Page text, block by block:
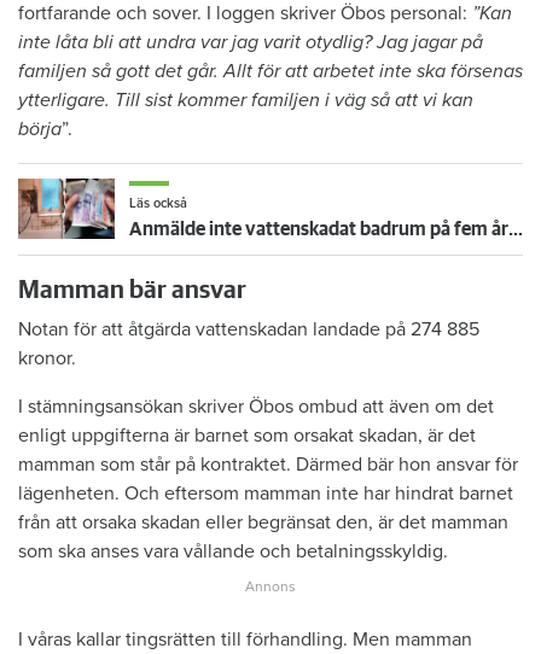
fortfarande och sover. I loggen skriver Öbos personal: ”Kan
inte låta bli att undra var jag varit otydlig? Jag jagar på
familjen så gott det går. Allt för att arbetet inte ska försenas
ytterligare. Till sist kommer familjen i väg så att vi kan
börja”.
Läs också
Anmälde inte vattenskadat badrum på fem år – krävs på 125 000 kronor
Mamman bär ansvar
Notan för att åtgärda vattenskadan landade på 274 885
kronor.
I stämningsansökan skriver Öbos ombud att även om det
enligt uppgifterna är barnet som orsakat skadan, är det
mamman som står på kontraktet. Därmed bär hon ansvar för
lägenheten. Och eftersom mamman inte har hindrat barnet
från att orsaka skadan eller begränsat den, är det mamman
som ska anses vara vållande och betalningsskyldig.
I våras kallar tingsrätten till förhandling. Men mamman